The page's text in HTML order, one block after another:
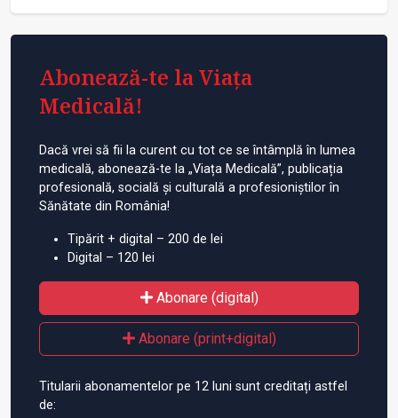
Abonează-te la Viața
Medicală!
Dacă vrei să fii la curent cu tot ce se întâmplă în lumea
medicală, abonează-te la „Viața Medicală”, publicația
profesională, socială și culturală a profesioniștilor în
Sănătate din România!
Tipărit + digital – 200 de lei
Digital – 120 lei
Abonare (digital)
Abonare (print+digital)
Titularii abonamentelor pe 12 luni sunt creditați astfel
de: